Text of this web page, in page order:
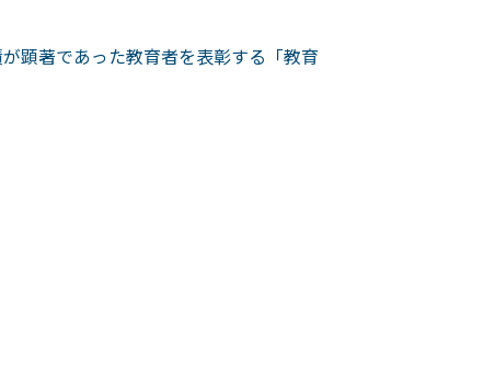
顕著であった教育者を表彰する「教育